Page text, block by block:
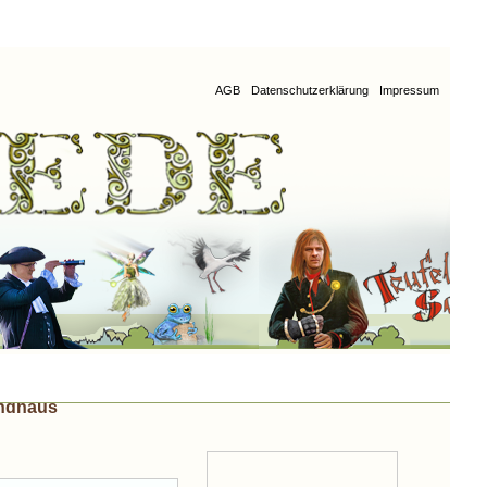
Impressum
Datenschutzerklärung
AGB